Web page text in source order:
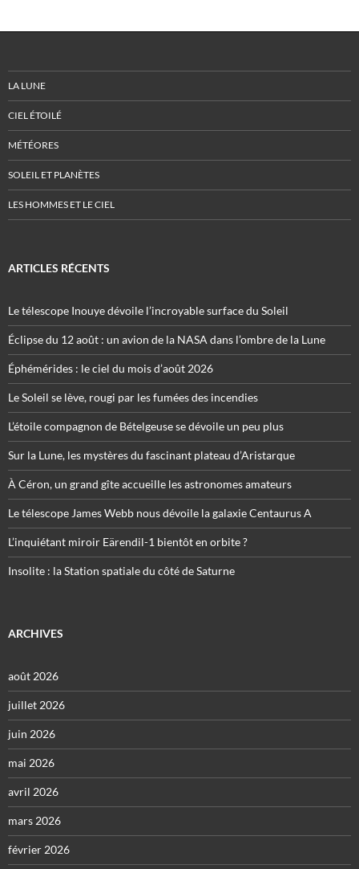
LA LUNE
CIEL ÉTOILÉ
MÉTÉORES
SOLEIL ET PLANÈTES
LES HOMMES ET LE CIEL
ARTICLES RÉCENTS
Le télescope Inouye dévoile l’incroyable surface du Soleil
Éclipse du 12 août : un avion de la NASA dans l’ombre de la Lune
Éphémérides : le ciel du mois d’août 2026
Le Soleil se lève, rougi par les fumées des incendies
L’étoile compagnon de Bételgeuse se dévoile un peu plus
Sur la Lune, les mystères du fascinant plateau d’Aristarque
À Céron, un grand gîte accueille les astronomes amateurs
Le télescope James Webb nous dévoile la galaxie Centaurus A
L’inquiétant miroir Eärendil-1 bientôt en orbite ?
Insolite : la Station spatiale du côté de Saturne
ARCHIVES
août 2026
juillet 2026
juin 2026
mai 2026
avril 2026
mars 2026
février 2026